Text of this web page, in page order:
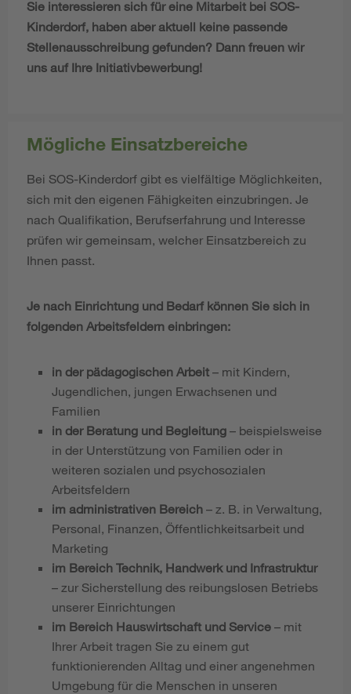
Sie interessieren sich für eine Mitarbeit bei SOS-
Kinderdorf, haben aber aktuell keine passende
Stellenausschreibung gefunden? Dann freuen wir
uns auf Ihre Initiativbewerbung!
Mögliche Einsatzbereiche
Bei SOS-Kinderdorf gibt es vielfältige Möglichkeiten,
sich mit den eigenen Fähigkeiten einzubringen. Je
nach Qualifikation, Berufserfahrung und Interesse
prüfen wir gemeinsam, welcher Einsatzbereich zu
Ihnen passt.
Je nach Einrichtung und Bedarf können Sie sich in
folgenden Arbeitsfeldern einbringen:
in der pädagogischen Arbeit – mit Kindern,
Jugendlichen, jungen Erwachsenen und
Familien
in der Beratung und Begleitung – beispielsweise
in der Unterstützung von Familien oder in
weiteren sozialen und psychosozialen
Arbeitsfeldern
im administrativen Bereich – z. B. in Verwaltung,
Personal, Finanzen, Öffentlichkeitsarbeit und
Marketing
im Bereich Technik, Handwerk und Infrastruktur
– zur Sicherstellung des reibungslosen Betriebs
unserer Einrichtungen
im Bereich Hauswirtschaft und Service – mit
Ihrer Arbeit tragen Sie zu einem gut
funktionierenden Alltag und einer angenehmen
Umgebung für die Menschen in unseren